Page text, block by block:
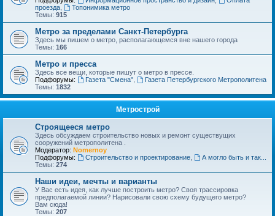
проезда
Топонимика метро
Темы: 915
Метро за пределами Санкт-Петербурга
Здесь мы пишем о метро, располагающемся вне нашего города
Темы: 166
Метро и пресса
Здесь все вещи, которые пишут о метро в прессе.
Подфорумы:
Газета "Смена",
Газета Петербургского Метрополитена
Темы: 1832
Метрострой
Строящееся метро
Здесь обсуждаем строительство новых и ремонт существущих
сооружений метрополитена .
Модератор: Nomernoy
Подфорумы:
Строительство и проектирование,
А могло быть и так...
Темы: 274
Наши идеи, мечты и варианты
У Вас есть идея, как лучше построить метро? Своя трассировка
предполагаемой линии? Нарисовали свою схему будущего метро?
Вам сюда!
Темы: 207